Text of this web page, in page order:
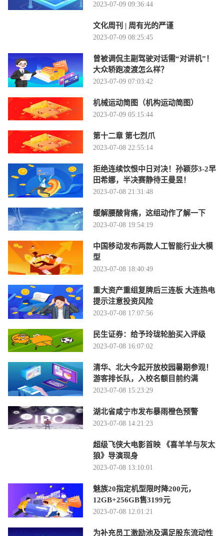
2023-07-09 09:36:44
文化周刊 | 周有光的严谨
2023-07-09 08:25:45
曾被调侃主副驾驶对话需“对讲机”！
大众轿跑凌渡怎么样？
2023-07-09 07:03:42
机械运动简图（机构运动简图）
2023-07-09 05:15:44
第十二章 第七烈爪
2023-07-08 22:55:14
拒绝连续饮恨中日对决！孙颖莎3-2早
田希娜，半决赛静待王曼昱！
2023-07-08 21:31:48
缓解腰酸背痛，这组动作了解一下
2023-07-08 19:54:19
中国移动发布两款人工智能行业大模
型
2023-07-08 18:40:49
重大资产重组复牌后三连板 大连热电
提示注意投资风险
2023-07-08 17:07:56
民生证券：给予玲珑轮胎买入评级
2023-07-08 16:07:02
清华、北大今起开放校园暑期参观！
游客排长队，入校名额目前约满
2023-07-08 15:23:29
湖北省咸宁市发布暴雨橙色预警
2023-07-08 14:21:23
超级飞侠大电影首映 《喜羊羊与灰太
狼》导演现身
2023-07-08 13:10:01
魅族20指定机型限时降200元，
12GB+256GB售3199元
2023-07-08 12:01:21
为补充员工激励池及满足股东流动性